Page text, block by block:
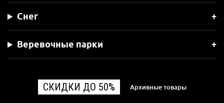
Снег
Веревочные парки
СКИДКИ ДО 50% Архивные товары